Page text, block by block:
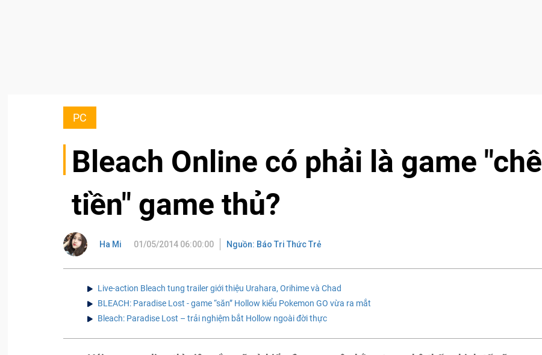
PC
Bleach Online có phải là game "chê
tiền" game thủ?
Ha Mi 01/05/2014 06:00:00 Nguồn: Báo Tri Thức Trẻ
Live-action Bleach tung trailer giới thiệu Urahara, Orihime và Chad
BLEACH: Paradise Lost - game “săn” Hollow kiểu Pokemon GO vừa ra mắt
Bleach: Paradise Lost – trải nghiệm bắt Hollow ngoài đời thực